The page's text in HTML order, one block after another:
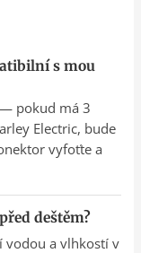
s mou
pokud má 3
Electric, bude
vyfoťte a
deštěm?
vodou a vlhkostí v